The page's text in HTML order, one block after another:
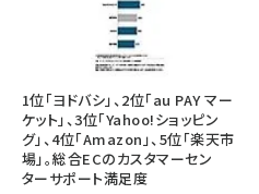
1位「ヨドバシ」、2位「au PAY マー
ケット」、3位「Yahoo!ショッピン
グ」、4位「Amazon」、5位「楽天市
場」。総合ECのカスタマーセン
ターサポート満足度